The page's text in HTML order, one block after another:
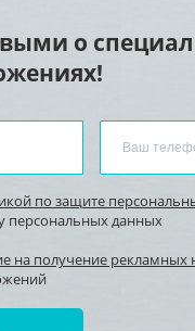
о
по защите
персональных данных
на получение рекламных